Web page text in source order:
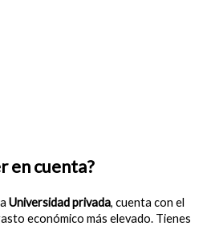
en cuenta?
Universidad privada, cuenta con el
económico más elevado. Tienes